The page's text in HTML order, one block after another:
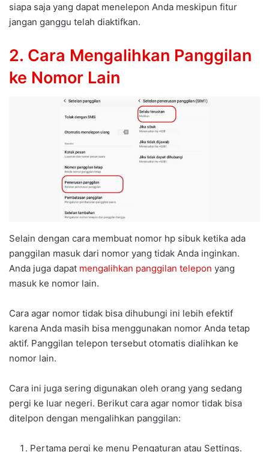
siapa saja yang dapat menelepon Anda meskipun fitur
jangan ganggu telah diaktifkan.
2. Cara Mengalihkan Panggilan
ke Nomor Lain
Selain dengan cara membuat nomor hp sibuk ketika ada
panggilan masuk dari nomor yang tidak Anda inginkan.
Anda juga dapat mengalihkan panggilan telepon yang
masuk ke nomor lain.
Cara agar nomor tidak bisa dihubungi ini lebih efektif
karena Anda masih bisa menggunakan nomor Anda tetap
aktif. Panggilan telepon tersebut otomatis dialihkan ke
nomor lain.
Cara ini juga sering digunakan oleh orang yang sedang
pergi ke luar negeri. Berikut cara agar nomor tidak bisa
ditelpon dengan mengalihkan panggilan:
Pertama pergi ke menu Pengaturan atau Settings.